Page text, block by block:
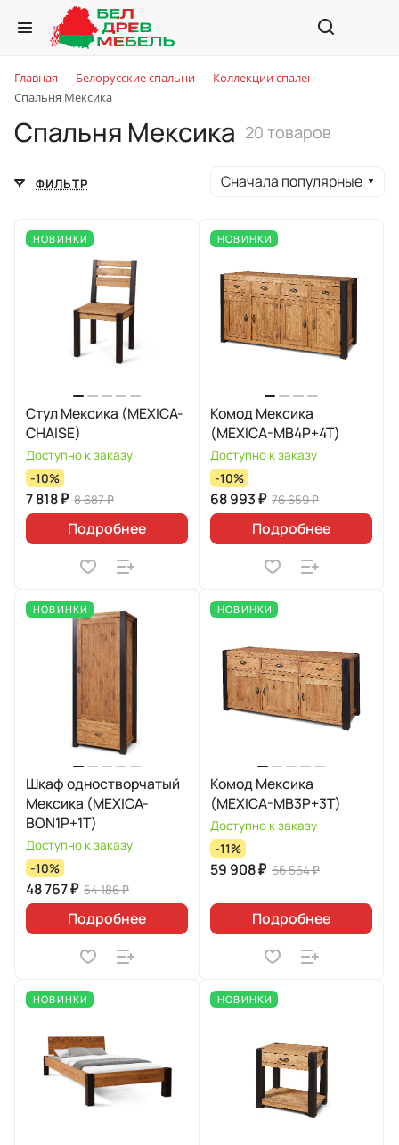
Главная Белорусские спальни
Коллекции спален
Спальня Мексика
Спальня Мексика 20 товаров
ФИЛЬТР Сначала популярные
НОВИНКИ
Стул Мексика (MEXICA-
CHAISE)
Доступно к заказу
-10%
7 818 ₽ 8 687 ₽
Подробнее
НОВИНКИ
Комод Мексика
(MEXICA-MB4P+4T)
Доступно к заказу
-10%
68 993 ₽ 76 659 ₽
Подробнее
НОВИНКИ
Шкаф одностворчатый
Мексика (MEXICA-
BON1P+1T)
Доступно к заказу
-10%
48 767 ₽ 54 186 ₽
Подробнее
НОВИНКИ
Комод Мексика
(MEXICA-MB3P+3T)
Доступно к заказу
-11%
59 908 ₽ 66 564 ₽
Подробнее
НОВИНКИ НОВИНКИ